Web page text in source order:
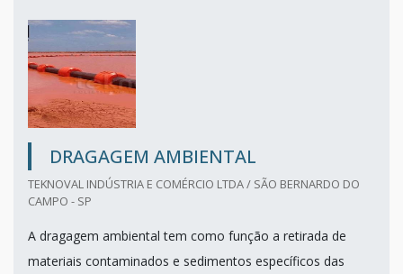
DRAGAGEM AMBIENTAL
TEKNOVAL INDÚSTRIA E COMÉRCIO LTDA / SÃO BERNARDO DO
CAMPO - SP
A dragagem ambiental tem como função a retirada de
materiais contaminados e sedimentos específicos das